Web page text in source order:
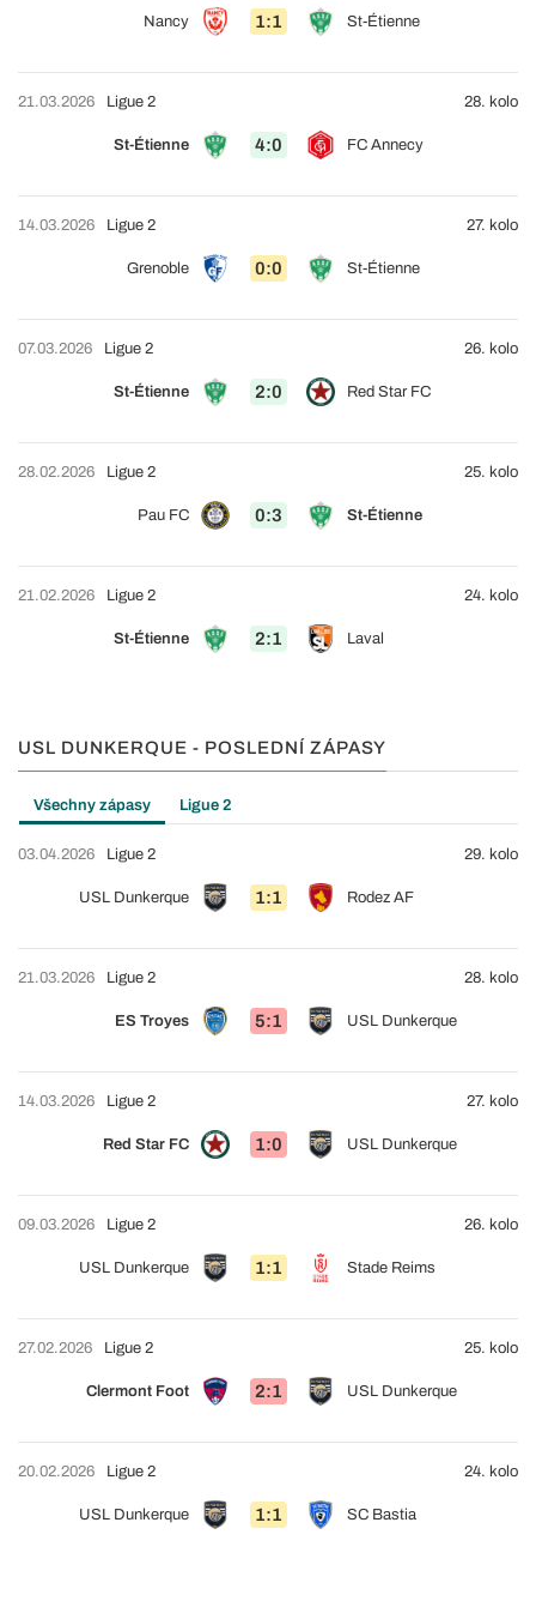
Nancy 1:1 St-Étienne
21.03.2026
St-Étienne 4:0 FC Annecy
Ligue 2 28. kolo
14.03.2026
Grenoble 0:0 St-Étienne
Ligue 2 27. kolo
07.03.2026
St-Étienne 2:0 Red Star FC
Ligue 2 26. kolo
28.02.2026
Pau FC 0:3 St-Étienne
Ligue 2 25. kolo
21.02.2026
St-Étienne 2:1 Laval
Ligue 2 24. kolo
USL DUNKERQUE - POSLEDNÍ ZÁPASY
Všechny zápasy Ligue 2
03.04.2026
USL Dunkerque 1:1 Rodez AF
Ligue 2 29. kolo
21.03.2026
ES Troyes 5:1 USL Dunkerque
Ligue 2 28. kolo
14.03.2026
Red Star FC 1:0 USL Dunkerque
Ligue 2 27. kolo
09.03.2026
USL Dunkerque 1:1 Stade Reims
Ligue 2 26. kolo
27.02.2026
Clermont Foot 2:1 USL Dunkerque
Ligue 2 25. kolo
20.02.2026
USL Dunkerque 1:1 SC Bastia
Ligue 2 24. kolo